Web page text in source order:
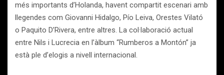
més importants d’Holanda, havent compartit escenari amb
llegendes com Giovanni Hidalgo, Pío Leiva, Orestes Vilató
o Paquito D’Rivera, entre altres. La col·laboració actual
entre Nils i Lucrecia en l’àlbum “Rumberos a Montón” ja
està ple d’elogis a nivell internacional.